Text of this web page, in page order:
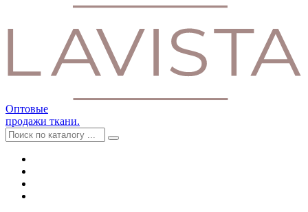
Оптовые
продажи ткани.